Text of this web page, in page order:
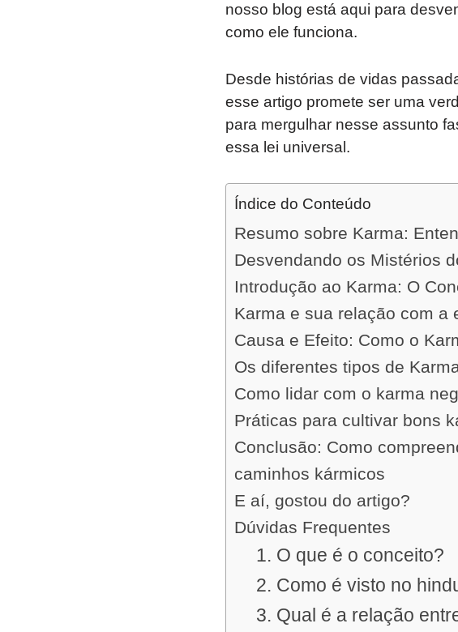
nosso blog está aqui para
como ele funciona.
Desde histórias de vidas
esse artigo promete ser uma
para mergulhar nesse assunto
essa lei universal.
Índice do Conteúdo
Resumo sobre Karma:
Desvendando os Mistérios
Introdução ao Karma: O
Karma e sua relação com a
Causa e Efeito: Como o
Os diferentes tipos de
Como lidar com o karma
Práticas para cultivar bons
Conclusão: Como
caminhos kármicos
E aí, gostou do artigo?
Dúvidas Frequentes
1. O que é o conceito?
2. Como é visto no
3. Qual é a relação